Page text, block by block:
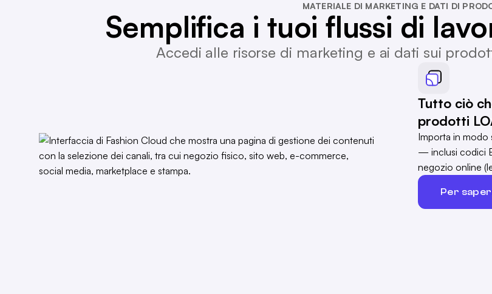
MATERIALE DI MARKETING E DATI DI
Semplifica i tuoi flussi di
Accedi alle risorse di marketing e ai dati sui
Tutto ciò
prodotti
Importa in modo
— inclusi codici
negozio online
Per